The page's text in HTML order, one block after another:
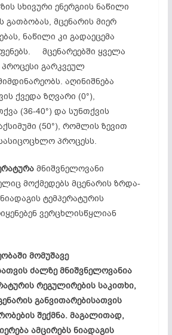
სხივური ენერგიის ნაწილი
გათბობას, მცენარის მიერ
ნაწილი კი გადაეცემა
მცენარეებში ყველა
გარკვეულ
აღინიშნება
ქვედა ზღვარი (0°),
(36-40°) და სუნთქვის
(50°), რომლის ზევით
პროცესს.
მნიშვნელოვანი
მოქმედებს მცენარის ზრდა-
ტემპერატურის
ვერცხლისწყლიან
მომუშავე
ძალზე მნიშვნელოვანია
რეგულირების საკითხი,
განვითარებისათვის
შექმნა. მაგალითად,
ამცირებს ნიადაგის